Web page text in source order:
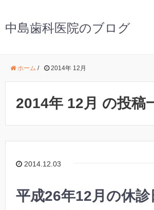
中島歯科医院のブログ
ホーム / 2014年 12月
2014年 12月 の投稿
2014.12.03
平成26年12月の休診